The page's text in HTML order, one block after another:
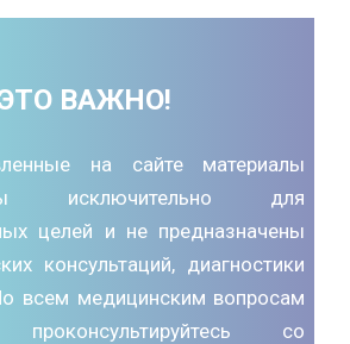
ВАЖНО!
на сайте материалы
исключительно для
целей и не предназначены
консультаций, диагностики
всем медицинским вопросам
проконсультируйтесь со